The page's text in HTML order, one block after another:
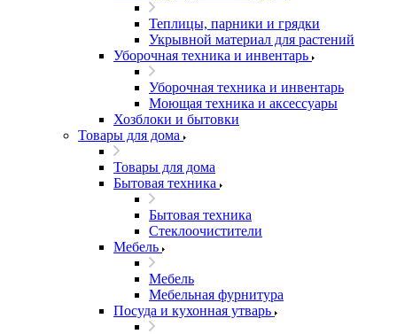
Теплицы, парники и грядки
Укрывной материал для растений
Уборочная техника и инвентарь
Уборочная техника и инвентарь
Моющая техника и аксессуары
Хозблоки и бытовки
Товары для дома
Товары для дома
Бытовая техника
Бытовая техника
Стеклоочистители
Мебель
Мебель
Мебельная фурнитура
Посуда и кухонная утварь